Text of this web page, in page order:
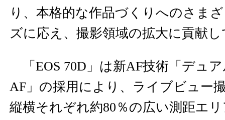
り、本格的な作品づくりへのさま
ズに応え、撮影領域の拡大に貢献
「EOS 70D」は新AF技術「デュ
AF」の採用により、ライブビュー
縦横それぞれ約80％の広い測距エ